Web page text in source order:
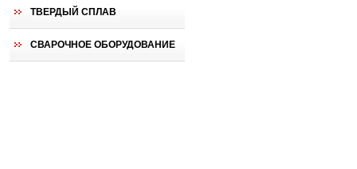
ТВЕРДЫЙ СПЛАВ
СВАРОЧНОЕ ОБОРУДОВАНИЕ